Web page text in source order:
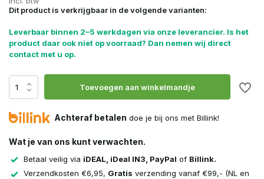
Dit product is verkrijgbaar in de volgende varianten:
Leverbaar binnen 2–5 werkdagen via onze leverancier. Is het
product daar ook niet op voorraad? Dan nemen wij direct
contact met u op.
Toevoegen aan winkelmandje
Achteraf betalen doe je bij ons met Billink!
Wat je van ons kunt verwachten.
Betaal veilig via iDEAL, iDeal IN3, PayPal of Billink.
Verzendkosten €6,95, Gratis verzending vanaf €99,- (NL en